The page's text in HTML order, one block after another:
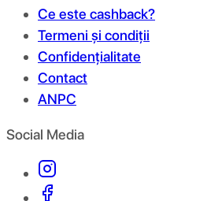
Ce este cashback?
Termeni și condiții
Confidențialitate
Contact
ANPC
Social Media